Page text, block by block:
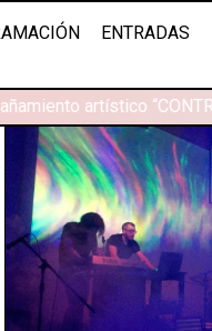
ENTRADAS
artístico